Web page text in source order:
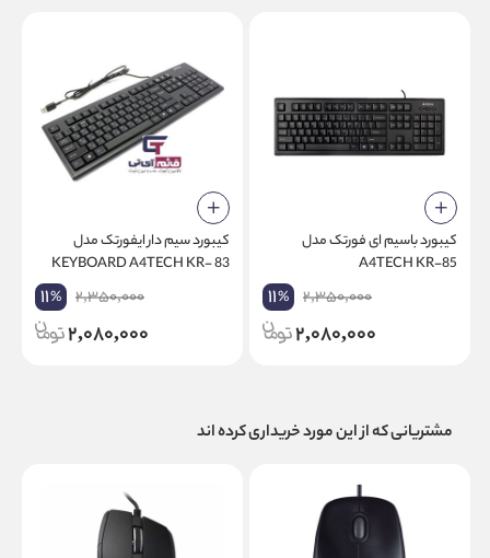
کیبورد باسیم ای فورتک مدل
A4TECH KR-85
2,350,000
11%
2,080,000
کیبورد سیم دار ایفورتک مدل
KEYBOARD A4TECH KR- 83
2,350,000
11%
2,080,000
مشتریانی که از این مورد خریداری کرده اند